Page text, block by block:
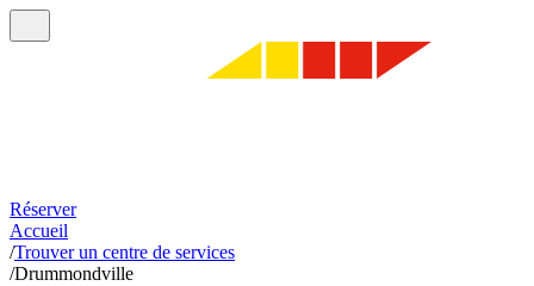
Réserver
Accueil
/Trouver un centre de services
/Drummondville